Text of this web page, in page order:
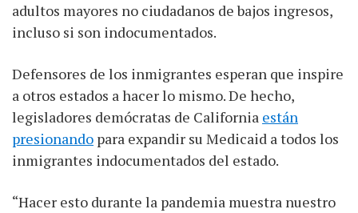
adultos mayores no ciudadanos de bajos ingresos,
incluso si son indocumentados.
Defensores de los inmigrantes esperan que inspire
a otros estados a hacer lo mismo. De hecho,
legisladores demócratas de California están
presionando para expandir su Medicaid a todos los
inmigrantes indocumentados del estado.
“Hacer esto durante la pandemia muestra nuestro